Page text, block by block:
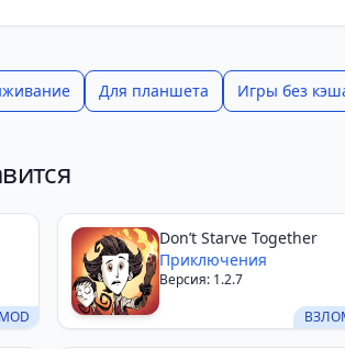
Для планшета Игры без
MOD
Don’t Starve Together
Приключения
Версия: 1.2.7